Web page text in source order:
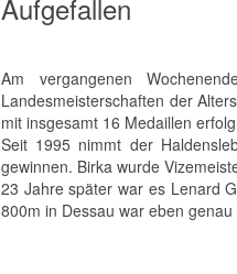
Aufgefallen
Am vergangenen
Landesmeisterschaften der
mit insgesamt 16 Medaillen
Seit 1995 nimmt der
gewinnen. Birka wurde
23 Jahre später war es Lenard
800m in Dessau war eben genau